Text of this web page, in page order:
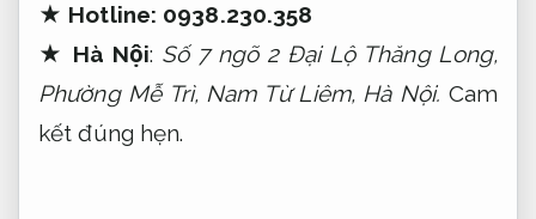
★ Hotline: 0938.230.358
★ Hà Nội: Số 7 ngõ 2 Đại Lộ Thăng Long,
Phường Mễ Trì, Nam Từ Liêm, Hà Nội. Cam
kết đúng hẹn.